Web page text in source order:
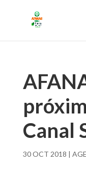
Canal
30 OCT 2018 |